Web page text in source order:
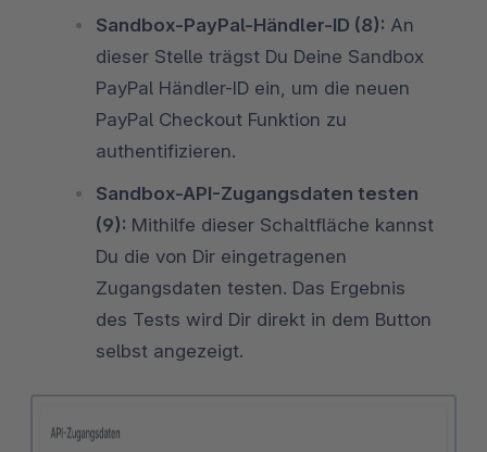
Sandbox-PayPal-Händler-ID (8): An
dieser Stelle trägst Du Deine Sandbox
PayPal Händler-ID ein, um die neuen
PayPal Checkout Funktion zu
authentifizieren.
Sandbox-API-Zugangsdaten testen
(9): Mithilfe dieser Schaltfläche kannst
Du die von Dir eingetragenen
Zugangsdaten testen. Das Ergebnis
des Tests wird Dir direkt in dem Button
selbst angezeigt.